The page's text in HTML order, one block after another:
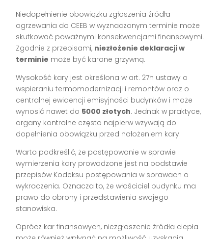
Niedopełnienie obowiązku zgłoszenia źródła
ogrzewania do CEEB w wyznaczonym terminie może
skutkować poważnymi konsekwencjami finansowymi.
Zgodnie z przepisami, niezłożenie deklaracji w
terminie może być karane grzywną.
Wysokość kary jest określona w art. 27h ustawy o
wspieraniu termomodernizacji i remontów oraz o
centralnej ewidencji emisyjności budynków i może
wynosić nawet do 5000 złotych. Jednak w praktyce,
organy kontrolne często najpierw wzywają do
dopełnienia obowiązku przed nałożeniem kary.
Warto podkreślić, że postępowanie w sprawie
wymierzenia kary prowadzone jest na podstawie
przepisów Kodeksu postępowania w sprawach o
wykroczenia. Oznacza to, że właściciel budynku ma
prawo do obrony i przedstawienia swojego
stanowiska.
Oprócz kar finansowych, niezgłoszenie źródła ciepła